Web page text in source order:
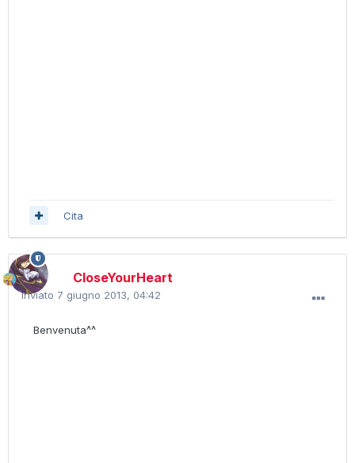
Cita
CloseYourHeart
Inviato 7 giugno 2013, 04:42
Benvenuta^^